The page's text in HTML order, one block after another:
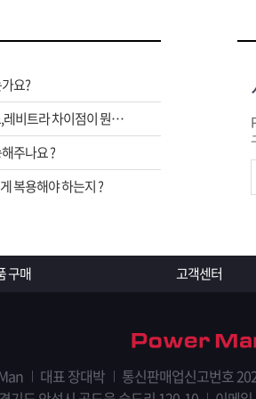
요?
비아그라,시알리스,레비트라 차이점이 뭔가요 ?
주나요 ?
복용해야 하는지 ?
구매 고객센터
대표 장대박 통신판매업신고번호